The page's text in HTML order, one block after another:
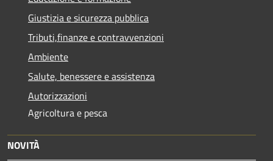
Giustizia e sicurezza pubblica
Tributi,finanze e contravvenzioni
Ambiente
Salute, benessere e assistenza
Autorizzazioni
Agricoltura e pesca
NOVITÀ